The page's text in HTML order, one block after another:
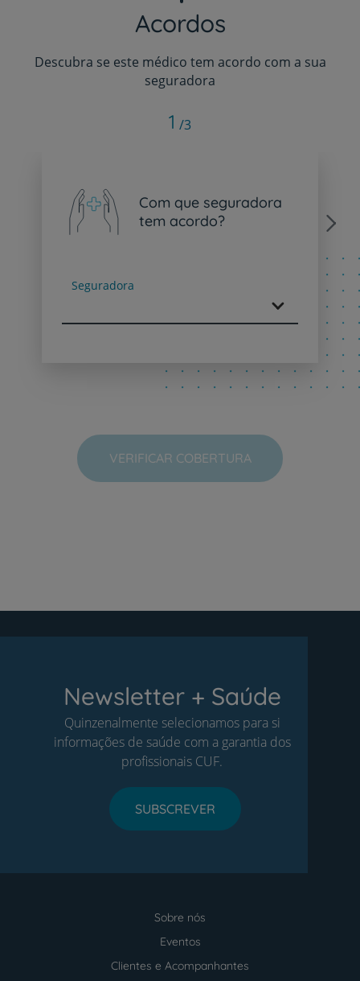
Acordos
Descubra se este médico tem acordo com a sua
seguradora
Com que seguradora
tem acordo?
Seguradora
Next
1 /3
VERIFICAR COBERTURA
Newsletter + Saúde
Quinzenalmente selecionamos para si
informações de saúde com a garantia dos
profissionais CUF.
SUBSCREVER
Sobre nós
Eventos
Clientes e Acompanhantes